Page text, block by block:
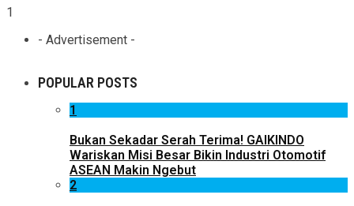
1
- Advertisement -
POPULAR POSTS
1
Bukan Sekadar Serah Terima! GAIKINDO
Wariskan Misi Besar Bikin Industri Otomotif
ASEAN Makin Ngebut
2